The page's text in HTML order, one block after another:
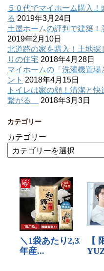
５０代でマイホーム購入
る 2019年3月24日
土屋ホームの評判で建築
2019年2月10日
北道路の家を購入！土地
りの住宅 2018年4月28日
マイホームの「洗濯機置
ント 2018年4月15日
トイレは家の顔！清潔と
繋がる
2018年3月3日
カテゴリー
カテゴリー